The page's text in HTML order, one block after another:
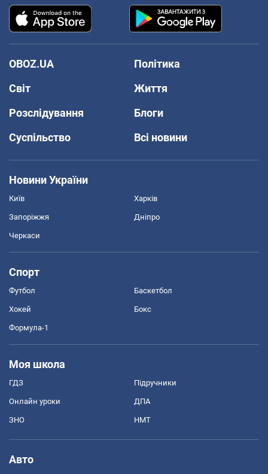
OBOZ.UA
Політика
Світ
Життя
Розслідування
Блоги
Суспільство
Всі новини
Новини України
Київ Харків
Запоріжжя Дніпро
Черкаси
Спорт
Футбол Баскетбол
Хокей Бокс
Формула-1
Моя школа
ГДЗ Підручники
Онлайн уроки ДПА
ЗНО НМТ
Авто